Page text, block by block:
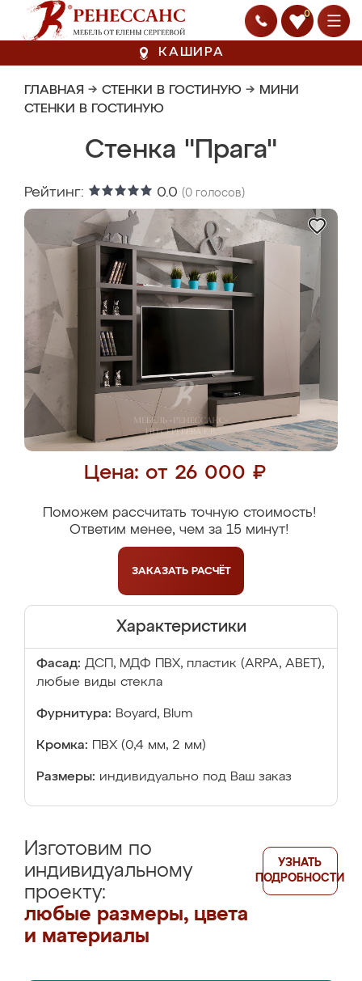
0
КАШИРА
ГЛАВНАЯ → СТЕНКИ В ГОСТИНУЮ → МИНИ
СТЕНКИ В ГОСТИНУЮ
Стенка "Прага"
Рейтинг: 0.0 (0 голосов)
Цена: от 26 000 ₽
Поможем рассчитать точную стоимость!
Ответим менее, чем за 15 минут!
ЗАКАЗАТЬ РАСЧЁТ
Характеристики
Фасад: ДСП, МДФ ПВХ, пластик (ARPA, ABET),
любые виды стекла
Фурнитура: Boyard, Blum
Кромка: ПВХ (0,4 мм, 2 мм)
Размеры: индивидуально под Ваш заказ
Изготовим по
индивидуальному
проекту:
любые размеры, цвета
и материалы
УЗНАТЬ
ПОДРОБНОСТИ